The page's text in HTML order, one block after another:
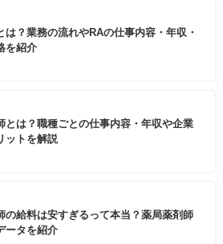
は？業務の流れやRAの仕事内容・年収・
を紹介
とは？職種ごとの仕事内容・年収や企業
ットを解説
の給料は安すぎるって本当？薬局薬剤師
ータを紹介